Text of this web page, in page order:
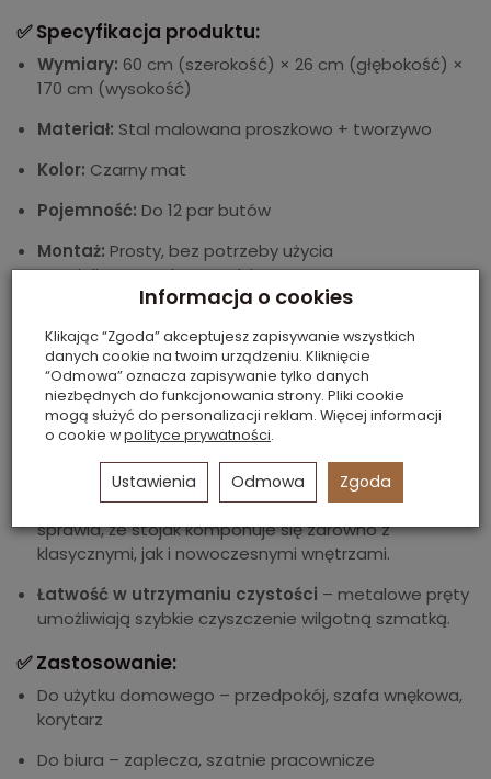
✅ Specyfikacja produktu:
Wymiary: 60 cm (szerokość) × 26 cm (głębokość) ×
170 cm (wysokość)
Materiał: Stal malowana proszkowo + tworzywo
Kolor: Czarny mat
Pojemność: Do 12 par butów
Montaż: Prosty, bez potrzeby użycia
specjalistycznych narzędzi
Prosta konstrukcja– tworzywowe boki + metalowe
rurki do szybkiego i łatwego montażu w 5 minut.
Oszczędność miejsca– idealne rozwiązanie do
małych przestrzeni: przedpokoju, garderoby,
korytarza lub biura.
Minimalistyczny design– nowoczesny wygląd
sprawia, że stojak komponuje się zarówno z
klasycznymi, jak i nowoczesnymi wnętrzami.
Łatwość w utrzymaniu czystości – metalowe pręty
umożliwiają szybkie czyszczenie wilgotną szmatką.
✅ Zastosowanie:
Do użytku domowego – przedpokój, szafa wnękowa,
korytarz
Do biura – zaplecza, szatnie pracownicze
Informacja o cookies
Klikając “Zgoda” akceptujesz zapisywanie wszystkich
danych cookie na twoim urządzeniu. Kliknięcie
“Odmowa” oznacza zapisywanie tylko danych
niezbędnych do funkcjonowania strony. Pliki cookie
mogą służyć do personalizacji reklam. Więcej informacji
o cookie wpolityce prywatności.
Ustawienia Odmowa Zgoda